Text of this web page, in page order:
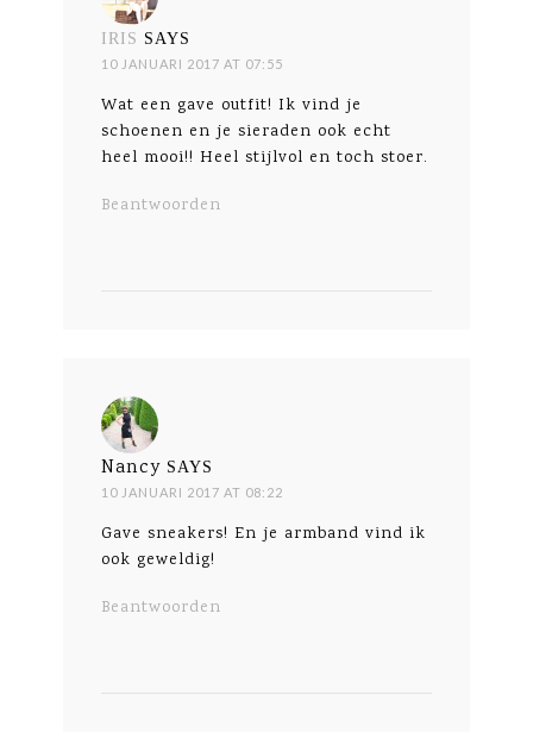
IRIS SAYS
10 JANUARI 2017 AT 07:55
Wat een gave outfit! Ik vind je
schoenen en je sieraden ook echt
heel mooi!! Heel stijlvol en toch stoer.
Beantwoorden
Nancy SAYS
10 JANUARI 2017 AT 08:22
Gave sneakers! En je armband vind ik
ook geweldig!
Beantwoorden